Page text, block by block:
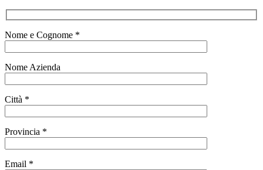
Nome e Cognome *
Nome Azienda
Città *
Provincia *
Email *